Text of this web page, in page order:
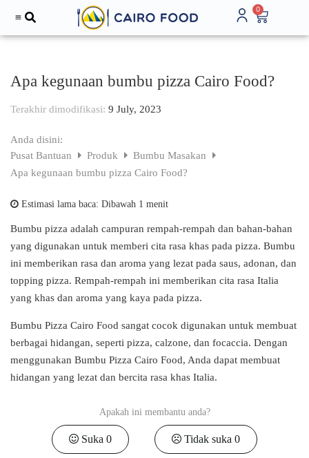
0
Apa kegunaan bumbu pizza Cairo Food?
Terakhir dimodifikasi: 9 July, 2023
Anda disini:
Pusat Bantuan
Produk
Bumbu Masakan
Apa kegunaan bumbu pizza Cairo Food?
Estimasi lama baca: Dibawah 1 menit
Bumbu pizza adalah campuran rempah-rempah dan bahan-bahan
yang digunakan untuk memberi cita rasa khas pada pizza. Bumbu
ini memberikan rasa dan aroma yang lezat pada saus, adonan, dan
topping pizza. Rempah-rempah ini memberikan cita rasa Italia
yang khas dan aroma yang kaya pada pizza.
Bumbu Pizza Cairo Food sangat cocok digunakan untuk membuat
berbagai hidangan, seperti pizza, calzone, dan focaccia. Dengan
menggunakan Bumbu Pizza Cairo Food, Anda dapat membuat
hidangan yang lezat dan bercita rasa khas Italia.
Apakah ini membantu anda?
Suka0 Tidak suka 0